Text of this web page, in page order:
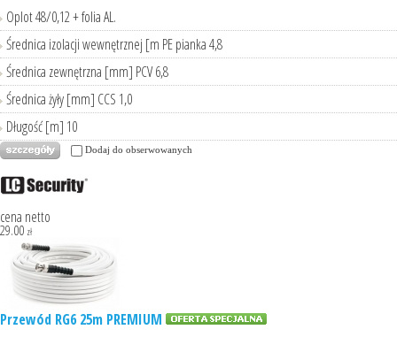
Oplot 48/0,12 + folia AL.
Średnica izolacji wewnętrznej [m PE pianka 4,8
Średnica zewnętrzna [mm] PCV 6,8
Średnica żyły [mm] CCS 1,0
Długość [m] 10
Dodaj do obserwowanych
cena netto
29.00 zł
Przewód RG6 25m PREMIUM